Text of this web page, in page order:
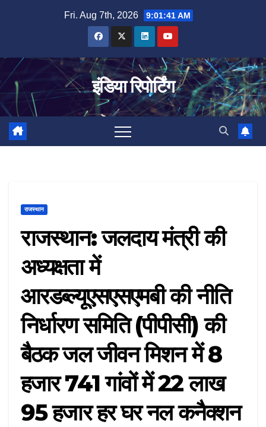
Fri. Aug 7th, 2026 9:01:41 AM
इंडिया रिपोर्टिंग
राजस्थान
राजस्थान: जलदाय मंत्री की
अध्यक्षता में
आरडब्ल्यूएसएसएमबी की नीति
निर्धारण समिति (पीपीसी) की
बैठक जल जीवन मिशन में 8
हजार 741 गांवों में 22 लाख
95 हजार हर घर नल कनैक्शन